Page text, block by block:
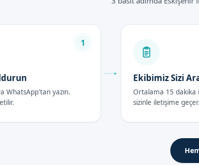
Sünnet operasyonu之后, ilk 48 saat oldukça önemlidir.
İyileşme Süreci
süreci, sünnet operasyonu之后 birkaç gün sürer.
gerekli olan bakımı yapmak için yardımcı olur.
Sünnet operasyonu之后, beberapa şeyi dikkat etmek
1
WhatsApp'tan yazın.
Ekibimiz Sizi
Ortalama 15 dakika
sizinle iletişime geçer.